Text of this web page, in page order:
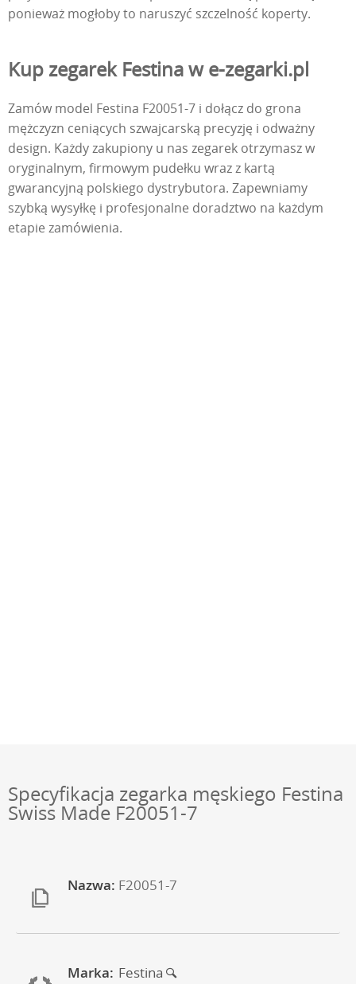
ponieważ mogłoby to naruszyć szczelność koperty.
Kup zegarek Festina w e-zegarki.pl
Zamów model Festina F20051-7 i dołącz do grona
mężczyzn ceniących szwajcarską precyzję i odważny
design. Każdy zakupiony u nas zegarek otrzymasz w
oryginalnym, firmowym pudełku wraz z kartą
gwarancyjną polskiego dystrybutora. Zapewniamy
szybką wysyłkę i profesjonalne doradztwo na każdym
etapie zamówienia.
Specyfikacja zegarka męskiego Festina
Swiss Made F20051-7
Nazwa: F20051-7
Marka: Festina